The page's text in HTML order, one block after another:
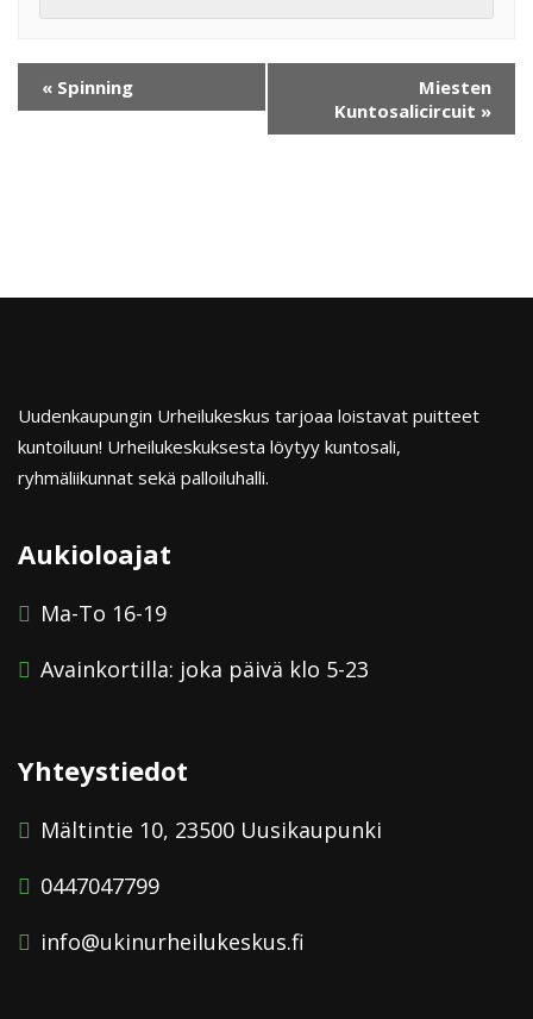
« Spinning
Miesten
Kuntosalicircuit »
Uudenkaupungin Urheilukeskus tarjoaa loistavat puitteet
kuntoiluun! Urheilukeskuksesta löytyy kuntosali,
ryhmäliikunnat sekä palloiluhalli.
Aukioloajat
Ma-To 16-19
Avainkortilla: joka päivä klo 5-23
Yhteystiedot
Mältintie 10, 23500 Uusikaupunki
0447047799
info@ukinurheilukeskus.fi